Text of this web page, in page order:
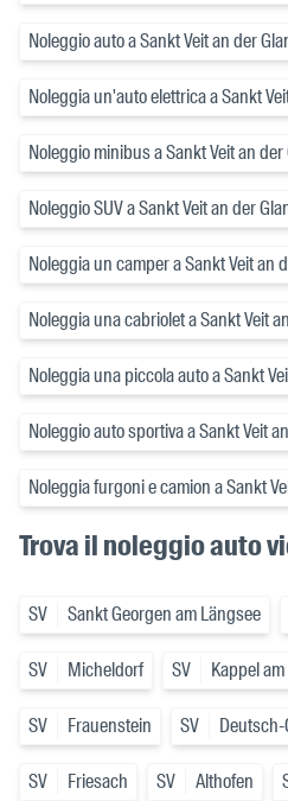
Noleggio auto a Sankt Veit an der
Noleggia un'auto elettrica a Sankt
Noleggio minibus a Sankt Veit an der
Noleggio SUV a Sankt Veit an der
Noleggia un camper a Sankt Veit an
Noleggia una cabriolet a Sankt Veit
Noleggia una piccola auto a Sankt
Noleggio auto sportiva a Sankt Veit
Noleggia furgoni e camion a Sankt
Trova il noleggio auto
SV Sankt Georgen am Längsee
SV Micheldorf SV Kappel
SV Frauenstein SV
SV Friesach SV Althofen